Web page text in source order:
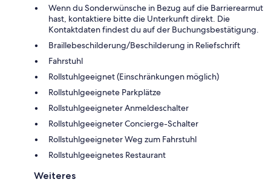
Wenn du Sonderwünsche in Bezug auf die Barrierearmut
hast, kontaktiere bitte die Unterkunft direkt. Die
Kontaktdaten findest du auf der Buchungsbestätigung.
Braillebeschilderung/Beschilderung in Reliefschrift
Fahrstuhl
Rollstuhlgeeignet (Einschränkungen möglich)
Rollstuhlgeeignete Parkplätze
Rollstuhlgeeigneter Anmeldeschalter
Rollstuhlgeeigneter Concierge-Schalter
Rollstuhlgeeigneter Weg zum Fahrstuhl
Rollstuhlgeeignetes Restaurant
Weiteres